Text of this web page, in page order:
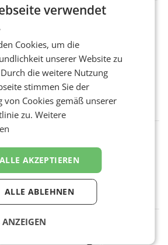
& MEDIA
U-Ausschuss - Presserat
sensible Berichterstattung
Der Presserat fordert Medienvertreter
rund um das Ableben des Ex-
im Justizministerium, Christian
auf sensible
Lederer wehrt sich in
SN gegen Vorwürfe
Themen beschäftigen derzeit den
Am Dienstag soll im Stiftungsrat über
vom neuen ORF-Chef Clemens Pig
Besetzungen für die
verwendet
Cookies, um die
unserer Website zu
die weitere Nutzung
stimmen Sie der
von Cookies gemäß unserer
zu.Weitere
ALLE AKZEPTIEREN
ALLE ABLEHNEN
ANZEIGEN